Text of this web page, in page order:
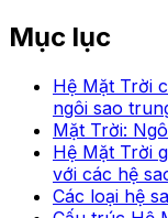
Mục lục
Hệ Mặt Trời
ngôi sao
Mặt Trời:
Hệ Mặt Trời
với các hệ
Các loại hệ